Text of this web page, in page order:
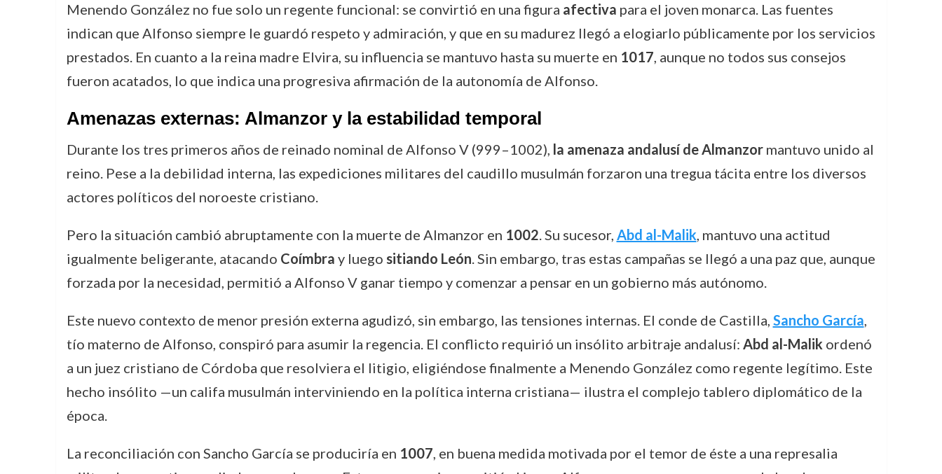
Menendo González no fue solo un regente funcional: se convirtió en una figura afectiva para el joven monarca. Las fuentes
indican que Alfonso siempre le guardó respeto y admiración, y que en su madurez llegó a elogiarlo públicamente por los servicios
prestados. En cuanto a la reina madre Elvira, su influencia se mantuvo hasta su muerte en 1017, aunque no todos sus consejos
fueron acatados, lo que indica una progresiva afirmación de la autonomía de Alfonso.
Amenazas externas: Almanzor y la estabilidad temporal
Durante los tres primeros años de reinado nominal de Alfonso V (999–1002), la amenaza andalusí de Almanzormantuvo unido al
reino. Pese a la debilidad interna, las expediciones militares del caudillo musulmán forzaron una tregua tácita entre los diversos
actores políticos del noroeste cristiano.
Pero la situación cambió abruptamente con la muerte de Almanzor en 1002. Su sucesor, Abd al-Malik, mantuvo una actitud
igualmente beligerante, atacando Coímbra y luego sitiando León. Sin embargo, tras estas campañas se llegó a una paz que, aunque
forzada por la necesidad, permitió a Alfonso V ganar tiempo y comenzar a pensar en un gobierno más autónomo.
Este nuevo contexto de menor presión externa agudizó, sin embargo, las tensiones internas. El conde de Castilla, Sancho García,
tío materno de Alfonso, conspiró para asumir la regencia. El conflicto requirió un insólito arbitraje andalusí: Abd al-Malik ordenó
a un juez cristiano de Córdoba que resolviera el litigio, eligiéndose finalmente a Menendo González como regente legítimo. Este
hecho insólito —un califa musulmán interviniendo en la política interna cristiana— ilustra el complejo tablero diplomático de la
época.
La reconciliación con Sancho García se produciría en 1007, en buena medida motivada por el temor de éste a una represalia